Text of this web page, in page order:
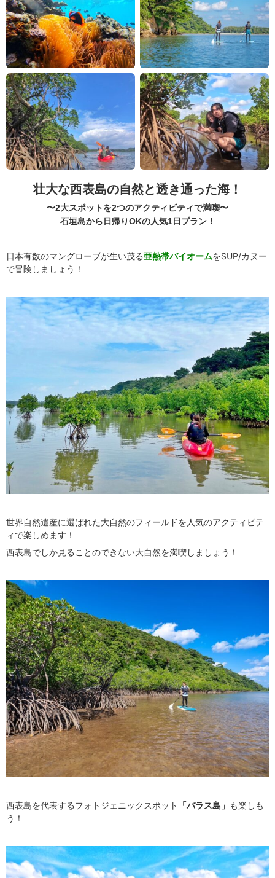
壮大な西表島の自然と透き通った海！
〜2大スポットを2つのアクティビティで満喫〜
石垣島から日帰りOKの人気1日プラン！
日本有数のマングローブが生い茂る亜熱帯バイオームをSUP/カヌー
で冒険しましょう！
世界自然遺産に選ばれた大自然のフィールドを人気のアクティビテ
ィで楽しめます！
西表島でしか見ることのできない大自然を満喫しましょう！
西表島を代表するフォトジェニックスポット 「バラス島」 も楽しも
う！